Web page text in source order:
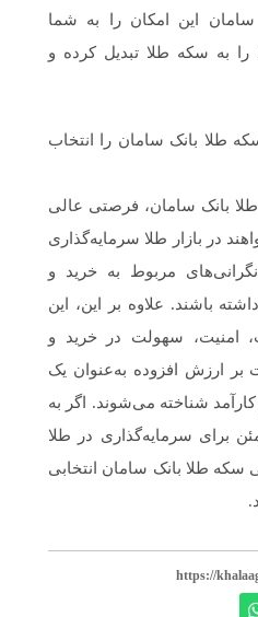
این امکان را به شما
به سکه طلا تبدیل کرده و
طلا بانک سامان را انتخاب
بانک سامان، فرصتی عالی
در بازار طلا سرمایه‌گذاری
نگرانی‌های مربوط به خرید و
باشند. علاوه بر این، این
امنیت، سهولت در خرید و
بر ارزش افزوده به‌عنوان یک
شناخته می‌شوند. اگر به
برای سرمایه‌گذاری در طلا
سکه طلا بانک سامان انتخابی
https://